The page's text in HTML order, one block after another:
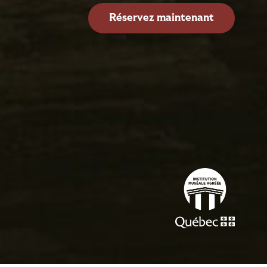
Réservez maintenant